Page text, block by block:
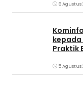
6 Agustus
Praktik
5 Agustus